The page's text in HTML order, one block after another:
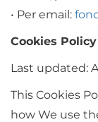
• Per email:
Cookies Policy
Last updated:
This Cookies
how We use